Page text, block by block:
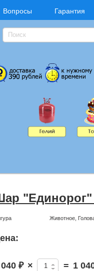
Вопросы Гарантия
Животное,
₽ × = 1